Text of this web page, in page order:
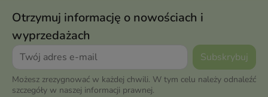
Otrzymuj informację o nowościach i
wyprzedażach
Możesz zrezygnować w każdej chwili. W tym celu należy odnaleźć
szczegóły w naszej informacji prawnej.